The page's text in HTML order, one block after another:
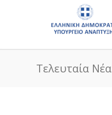
Τελευταία Νέα